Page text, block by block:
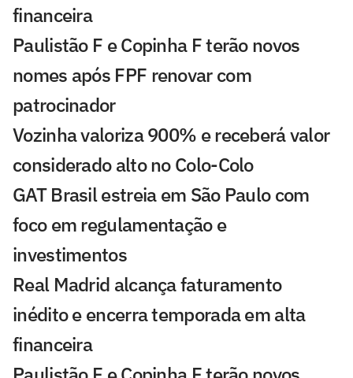
financeira
Paulistão F e Copinha F terão novos
nomes após FPF renovar com
patrocinador
Vozinha valoriza 900% e receberá valor
considerado alto no Colo-Colo
GAT Brasil estreia em São Paulo com
foco em regulamentação e
investimentos
Real Madrid alcança faturamento
inédito e encerra temporada em alta
financeira